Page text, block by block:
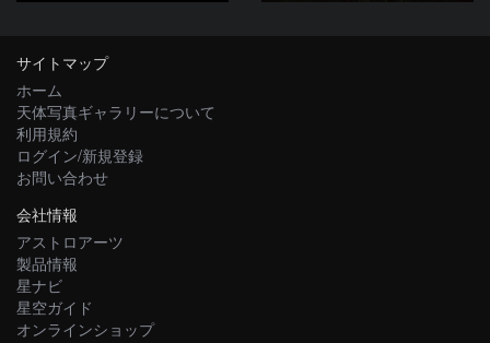
サイトマップ
ホーム
天体写真ギャラリーについて
利用規約
ログイン/新規登録
お問い合わせ
会社情報
アストロアーツ
製品情報
星ナビ
星空ガイド
オンラインショップ